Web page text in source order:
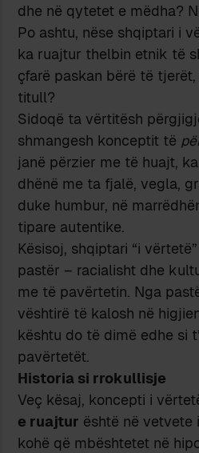
dhe në qytetet e mëdha?
Po ashtu, nëse shqiptari i
ka ruajtur thelbin etnik të
çfarë paskan bërë të
titull?
Sidoqë ta vërtitësh
shmangesh konceptit të
janë përzier me të huajt,
dhënë me ta fjalë, vegla,
duke humbur, në
tipare autentike.
Kësisoj, shqiptari “i
pastër – racialisht dhe
me të pavërtetin. Nga
vështirë të kalosh në
kështu do të dimë edhe si
pavërtetët.
Historia si rrokullisje
Veç kësaj, koncepti i
e ruajtur është në vetvete
kohë që mbështetet në